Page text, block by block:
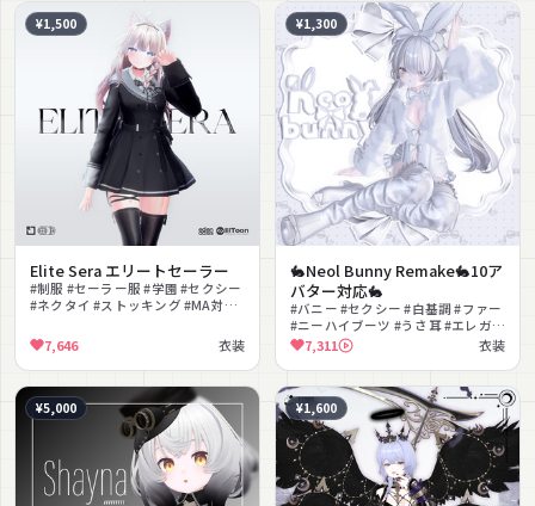
¥1,500
Elite Sera エリートセーラー
#制服 #セーラー服 #学園 #セクシー
#ネクタイ #ストッキング #MA対応
7,646 衣装
¥1,300
🐇Neol Bunny Remake🐇10ア
バター対応🐇
#バニー #セクシー #白基調 #ファー
#ニーハイブーツ #うさ耳 #エレガン
ト #VRChat #ガーリー #リボン
7,311 衣装
¥5,000 ¥1,600